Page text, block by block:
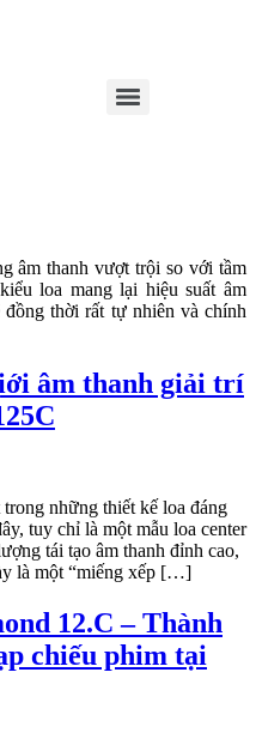
âm thanh vượt trội so với tầm
loa mang lại hiệu suất âm
thời rất tự nhiên và chính
âm thanh giải trí
những thiết kế loa đáng
tuy chỉ là một mẫu loa center
tái tạo âm thanh đỉnh cao,
là một “miếng xếp […]
12.C – Thành
chiếu phim tại